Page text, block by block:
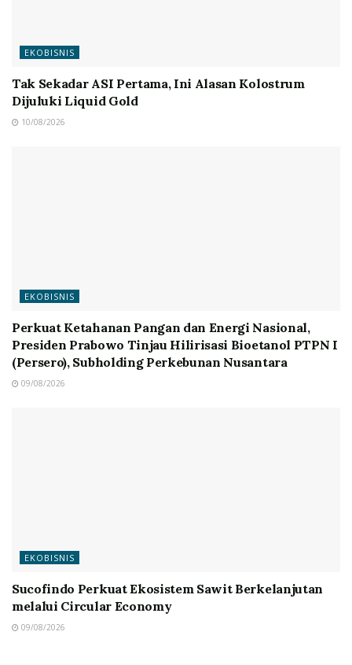
EKOBISNIS
Tak Sekadar ASI Pertama, Ini Alasan Kolostrum
Dijuluki Liquid Gold
10/08/2026
EKOBISNIS
Perkuat Ketahanan Pangan dan Energi Nasional,
Presiden Prabowo Tinjau Hilirisasi Bioetanol PTPN I
(Persero), Subholding Perkebunan Nusantara
09/08/2026
EKOBISNIS
Sucofindo Perkuat Ekosistem Sawit Berkelanjutan
melalui Circular Economy
09/08/2026